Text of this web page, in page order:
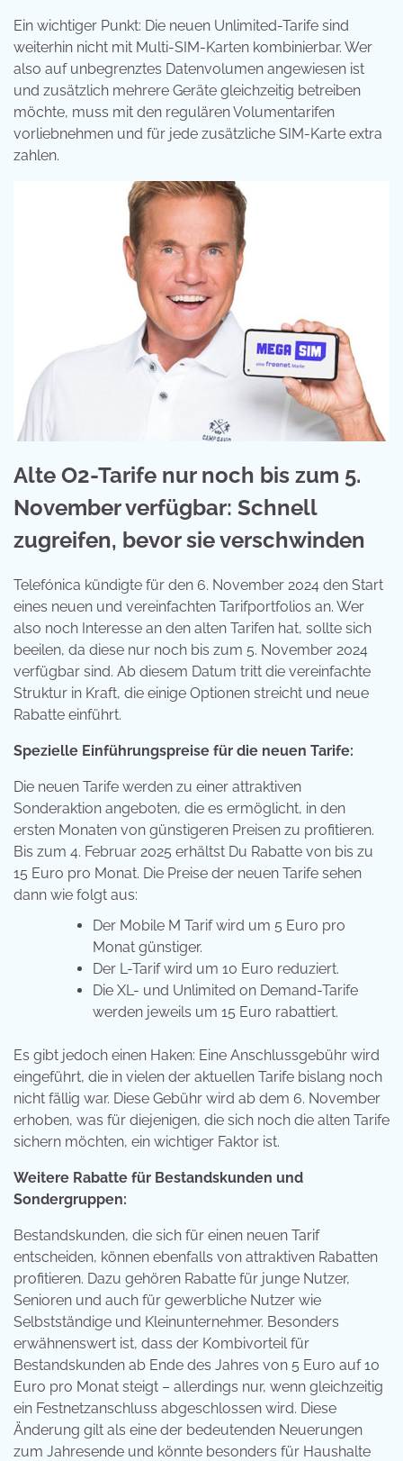
Ein wichtiger Punkt: Die neuen Unlimited-Tarife sind
weiterhin nicht mit Multi-SIM-Karten kombinierbar. Wer
also auf unbegrenztes Datenvolumen angewiesen ist
und zusätzlich mehrere Geräte gleichzeitig betreiben
möchte, muss mit den regulären Volumentarifen
vorliebnehmen und für jede zusätzliche SIM-Karte extra
zahlen.
Alte O2-Tarife nur noch bis zum 5.
November verfügbar: Schnell
zugreifen, bevor sie verschwinden
Telefónica kündigte für den 6. November 2024 den Start
eines neuen und vereinfachten Tarifportfolios an. Wer
also noch Interesse an den alten Tarifen hat, sollte sich
beeilen, da diese nur noch bis zum 5. November 2024
verfügbar sind. Ab diesem Datum tritt die vereinfachte
Struktur in Kraft, die einige Optionen streicht und neue
Rabatte einführt.
Spezielle Einführungspreise für die neuen Tarife:
Die neuen Tarife werden zu einer attraktiven
Sonderaktion angeboten, die es ermöglicht, in den
ersten Monaten von günstigeren Preisen zu profitieren.
Bis zum 4. Februar 2025 erhältst Du Rabatte von bis zu
15 Euro pro Monat. Die Preise der neuen Tarife sehen
dann wie folgt aus:
Der Mobile M Tarif wird um 5 Euro pro
Monat günstiger.
Der L-Tarif wird um 10 Euro reduziert.
Die XL- und Unlimited on Demand-Tarife
werden jeweils um 15 Euro rabattiert.
Es gibt jedoch einen Haken: Eine Anschlussgebühr wird
eingeführt, die in vielen der aktuellen Tarife bislang noch
nicht fällig war. Diese Gebühr wird ab dem 6. November
erhoben, was für diejenigen, die sich noch die alten Tarife
sichern möchten, ein wichtiger Faktor ist.
Weitere Rabatte für Bestandskunden und
Sondergruppen:
Bestandskunden, die sich für einen neuen Tarif
entscheiden, können ebenfalls von attraktiven Rabatten
profitieren. Dazu gehören Rabatte für junge Nutzer,
Senioren und auch für gewerbliche Nutzer wie
Selbstständige und Kleinunternehmer. Besonders
erwähnenswert ist, dass der Kombivorteil für
Bestandskunden ab Ende des Jahres von 5 Euro auf 10
Euro pro Monat steigt – allerdings nur, wenn gleichzeitig
ein Festnetzanschluss abgeschlossen wird. Diese
Änderung gilt als eine der bedeutenden Neuerungen
zum Jahresende und könnte besonders für Haushalte